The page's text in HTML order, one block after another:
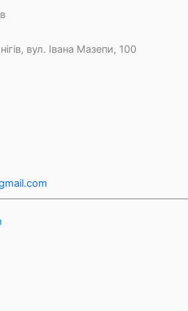
вул. Івана Мазепи, 100